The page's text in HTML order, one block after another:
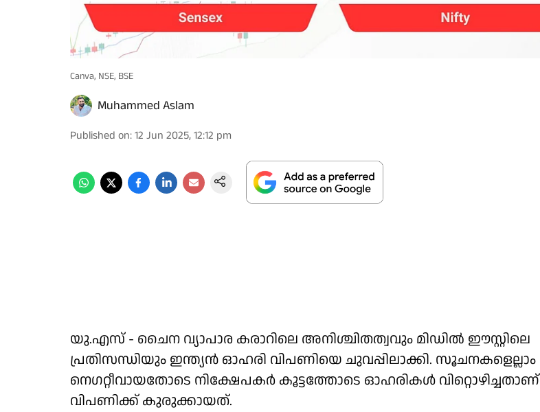
Canva, NSE, BSE
Muhammed Aslam
Published on:12 Jun 2025, 12:12 pm
യു.എസ് - ചൈന വ്യാപാര കരാറിലെ അനിശ്ചിതത്വവും മിഡില്‍ ഈസ്റ്റിലെ
പ്രതിസന്ധിയും ഇന്ത്യന്‍ ഓഹരി വിപണിയെ ചുവപ്പിലാക്കി. സൂചനകളെല്ലാം
നെഗറ്റീവായതോടെ നിക്ഷേപകര്‍ കൂട്ടത്തോടെ ഓഹരികള്‍ വിറ്റൊഴിച്ചതാണ്
വിപണിക്ക് കുരുക്കായത്.